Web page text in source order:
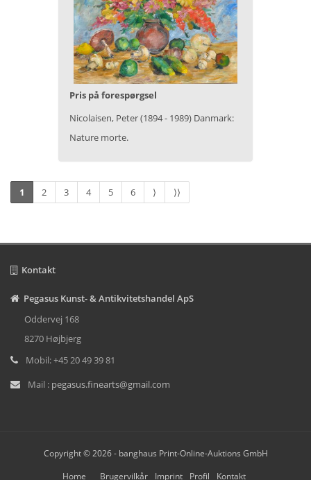
Pris på forespørgsel
Nicolaisen, Peter (1894 - 1989) Danmark:
Nature morte.
1 2 3 4 5 6 ⟩ ⟩⟩
Kontakt
Pegasus Kunst- & Antikvitetshandel ApS
Oddervej 168
8270 Højbjerg
Mobil: +45 20 49 39 81
Mail : pegasus.finearts@gmail.com
Copyright © 2026 - banghaus Print-Online-Auktions GmbH
Home
Brugervilkår Imprint Profil Kontakt